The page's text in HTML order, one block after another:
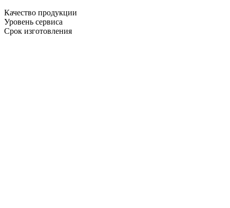
Качество продукции
Уровень сервиса
Срок изготовления